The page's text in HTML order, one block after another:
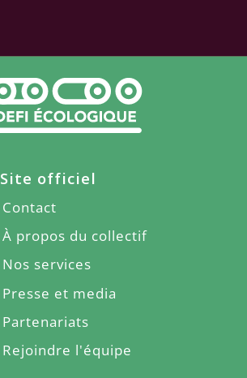
Site officiel
Contact
À propos du collectif
Nos services
Presse et media
Partenariats
Rejoindre l'équipe